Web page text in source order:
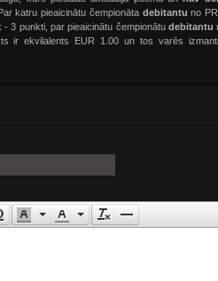
katru pieaicinātu čempionāta debitantu no
3 punkti, par pieaicinātu čempionātu debitantu
ir ekvilalents EUR 1.00 un tos varēs